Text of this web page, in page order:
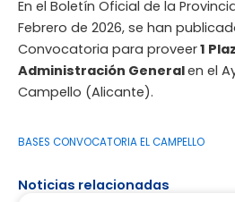
En el Boletín Oficial de la
Febrero de 2026, se han
Convocatoria para proveer1
Administración Generalen el
Campello (Alicante).
BASES CONVOCATORIA EL CAMPELLO
Noticias relacionadas